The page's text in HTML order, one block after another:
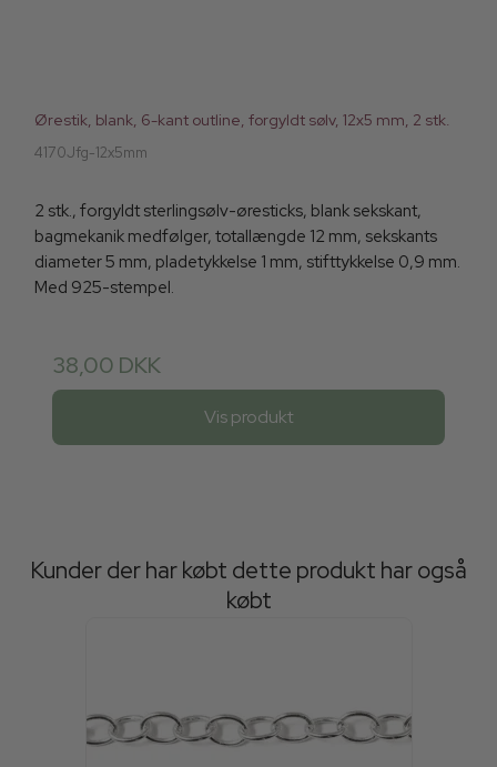
Ørestik, blank, 6-kant outline, forgyldt sølv, 12x5 mm, 2 stk.
4170Jfg-12x5mm
2 stk., forgyldt sterlingsølv-øresticks, blank sekskant,
bagmekanik medfølger, totallængde 12 mm, sekskants
diameter 5 mm, pladetykkelse 1 mm, stifttykkelse 0,9 mm.
Med 925-stempel.
38,00 DKK
Vis produkt
Kunder der har købt dette produkt har også
købt